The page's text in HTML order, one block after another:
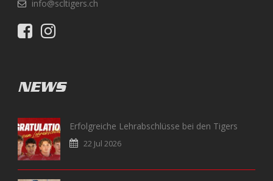
info@scltigers.ch
NEWS
Erfolgreiche Lehrabschlüsse bei den Tigers
22 Jul 2026